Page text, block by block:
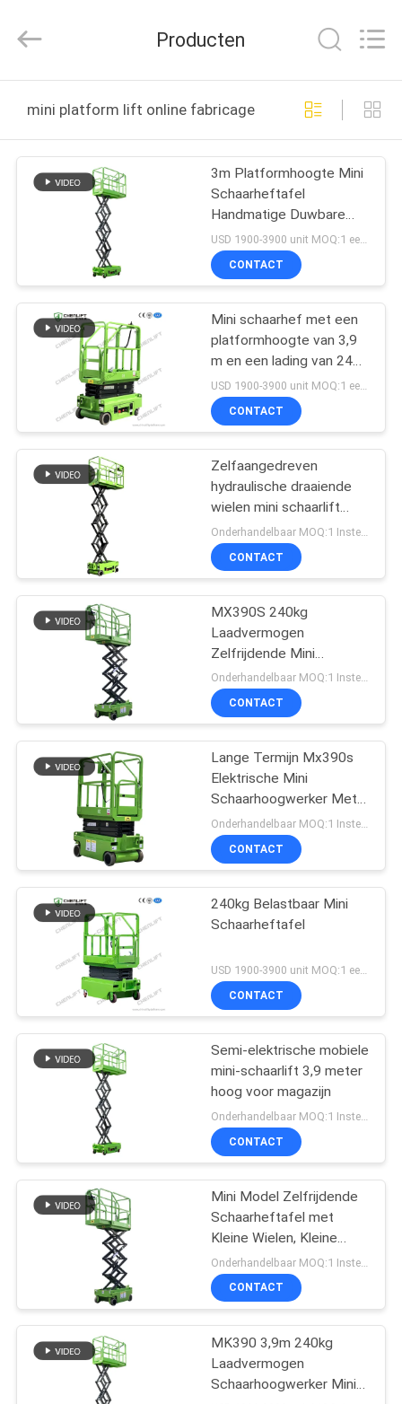
PRODUCTEN
FABRIEKSTOCHT
KWALITEITSCONTROLE
NEEM
CONTACT
MET
NIEUWS
VRAAG
OFFERTE
SITEMAP
PRIVACYBELEID
LTD.
Reserved.
Producten
mini platform lift online fabricage
3m Platformhoogte Mini
Schaarheftafel
Handmatige Duwbare
Hoogwerkplatform met
CE
USD 1900-3900 unit MOQ:1 eenheid
CONTACT
Mini schaarhef met een
platformhoogte van 3,9
m en een lading van 240
kg
CONTACT
Zelfaangedreven
hydraulische draaiende
wielen mini schaarlift
werkplatform voor 1
persoon
CONTACT
MX390S 240kg
Laadvermogen
Zelfrijdende Mini
Schaarhoogwerker
Hydraulische Draaiwiel
Onderhandelbaar MOQ:1 Instellen
CONTACT
Lange Termijn Mx390s
Elektrische Mini
Schaarhoogwerker Met
Hydraulische DraaiwielenOnderhandelbaar MOQ:1 Instellen
CONTACT
240kg Belastbaar Mini
Schaarheftafel
CONTACT
Semi-elektrische mobiele
mini-schaarlift 3,9 meter
hoog voor magazijn
CONTACT
Mini Model Zelfrijdende
Schaarheftafel met
Kleine Wielen, Kleine
Schaarheftafel
CONTACT
MK390 3,9m 240kg
Laadvermogen
Schaarhoogwerker Mini